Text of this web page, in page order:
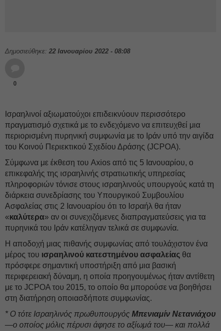
Δημοσιεύθηκε: 22 Ιανουαρίου 2022 - 08:08
0
Ισραηλινοί αξιωματούχοι επιδεικνύουν περισσότερο
πραγματισμό σχετικά με το ενδεχόμενο να επιτευχθεί μια
περιορισμένη πυρηνική συμφωνία με το Ιράν υπό την αιγίδα
του Κοινού Περιεκτικού Σχεδίου Δράσης (JCPOA).
Σύμφωνα με έκθεση του Axios από τις 5 Ιανουαρίου, ο
επικεφαλής της ισραηλινής στρατιωτικής υπηρεσίας
πληροφοριών τόνισε στους ισραηλινούς υπουργούς κατά τη
διάρκεια συνεδρίασης του Υπουργικού Συμβουλίου
Ασφαλείας στις 2 Ιανουαρίου ότι το Ισραήλ θα ήταν
«καλύτερα» αν οι συνεχιζόμενες διαπραγματεύσεις για τα
πυρηνικά του Ιράν κατέληγαν τελικά σε συμφωνία.
Η αποδοχή μιας πιθανής συμφωνίας από τουλάχιστον ένα
μέρος του ισραηλινού κατεστημένου ασφαλείας θα
πρόσφερε σημαντική υποστήριξη από μια βασική
περιφερειακή δύναμη, η οποία προηγουμένως ήταν αντίθετη
με το JCPOA του 2015, το οποίο θα μπορούσε να βοηθήσει
στη διατήρηση οποιασδήποτε συμφωνίας.
* Ο τότε Ισραηλινός πρωθυπουργός Μπενιαμίν Νετανιάχου
—ο οποίος μόλις πέρυσι άφησε το αξίωμά του— και πολλά